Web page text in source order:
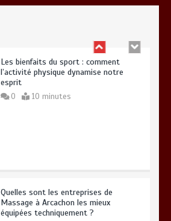
Les bienfaits du sport : comment
l’activité physique dynamise notre
esprit
0 10 minutes
Quelles sont les entreprises de
Massage à Arcachon les mieux
équipées techniquement ?